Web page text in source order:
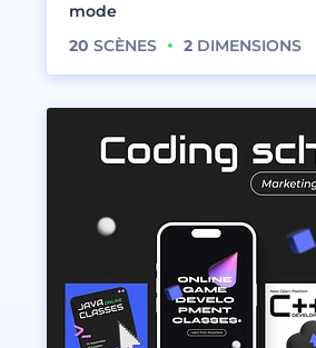
mode
20 SCÈNES 2 DIMENSIONS